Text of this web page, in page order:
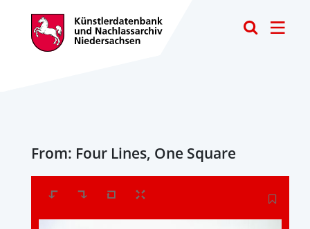
From: Four Lines, One Square